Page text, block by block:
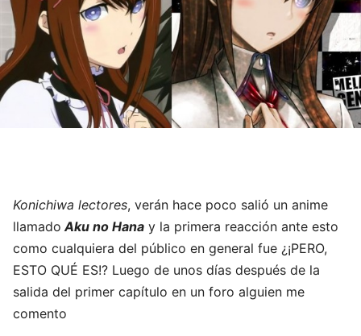
Konichiwa lectores, verán hace poco salió un anime
llamado Aku no Hana y la primera reacción ante esto
como cualquiera del público en general fue ¿¡PERO,
ESTO QUÉ ES!? Luego de unos días después de la
salida del primer capítulo en un foro alguien me
comento